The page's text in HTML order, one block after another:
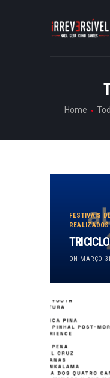
Home
CRÓNICAS
FESTIVAIS
REALIZADOS
ON MARÇO